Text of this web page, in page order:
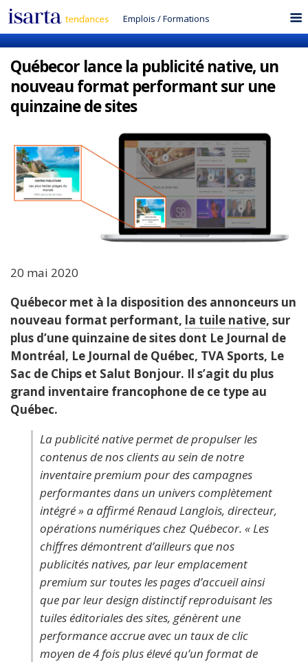
Emplois /Formations
Québecor lance la publicité native, un
nouveau format performant sur une
quinzaine de sites
20 mai 2020
Québecor met à la disposition des annonceurs un
nouveau format performant, la tuile native, sur
plus d’une quinzaine de sites dont Le Journal de
Montréal, Le Journal de Québec, TVA Sports, Le
Sac de Chips et Salut Bonjour. Il s’agit du plus
grand inventaire francophone de ce type au
Québec.
La publicité native permet de propulser les
contenus de nos clients au sein de notre
inventaire premium pour des campagnes
performantes dans un univers complètement
intégré » a affirmé Renaud Langlois, directeur,
opérations numériques chez Québecor. « Les
chiffres démontrent d’ailleurs que nos
publicités natives, par leur emplacement
premium sur toutes les pages d’accueil ainsi
que par leur design distinctif reproduisant les
tuiles éditoriales des sites, génèrent une
performance accrue avec un taux de clic
moyen de 4 fois plus élevé qu’un format de